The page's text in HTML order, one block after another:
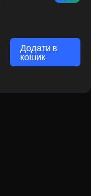
Додати в
кошик